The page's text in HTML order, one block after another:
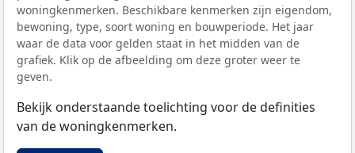
woningkenmerken. Beschikbare kenmerken zijn eigendom,
bewoning, type, soort woning en bouwperiode. Het jaar
waar de data voor gelden staat in het midden van de
grafiek. Klik op de afbeelding om deze groter weer te
geven.
Bekijk onderstaande toelichting voor de definities
van de woningkenmerken.